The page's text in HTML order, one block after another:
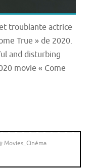
troublante actrice
True » de 2020.
and disturbing
movie « Come
Movies_Cinéma